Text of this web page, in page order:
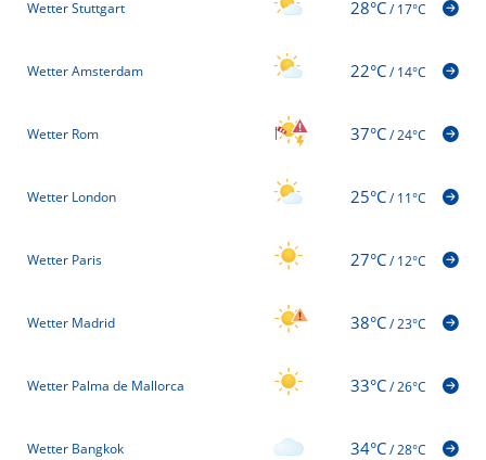
Wetter Stuttgart 28°C/17°C
Wetter Amsterdam 22°C/14°C
Wetter Rom 37°C/24°C
Wetter London 25°C/11°C
Wetter Paris 27°C/12°C
Wetter Madrid 38°C/23°C
Wetter Palma de Mallorca 33°C/26°C
Wetter Bangkok 34°C/28°C